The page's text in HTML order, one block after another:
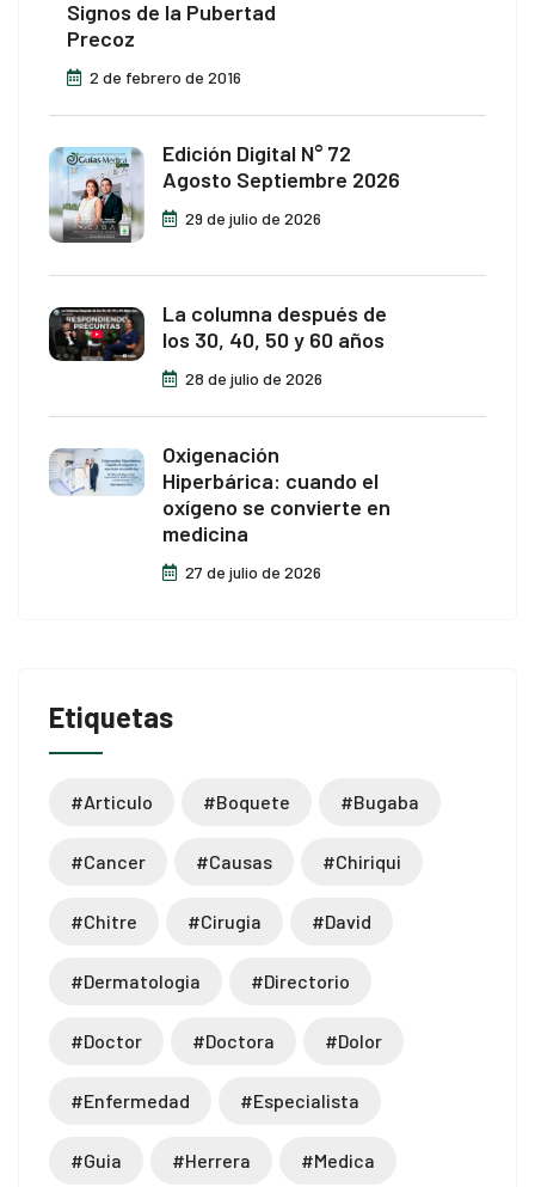
Signos de la Pubertad
Precoz
2 de febrero de 2016
Edición Digital N° 72
Agosto Septiembre 2026
29 de julio de 2026
La columna después de
los 30, 40, 50 y 60 años
28 de julio de 2026
Oxigenación
Hiperbárica: cuando el
oxígeno se convierte en
medicina
27 de julio de 2026
Etiquetas
#articulo #boquete #bugaba
#cancer #causas #chiriqui
#chitre #cirugia #david
#dermatologia #directorio
#doctor #doctora #dolor
#enfermedad #especialista
#guia #herrera #medica